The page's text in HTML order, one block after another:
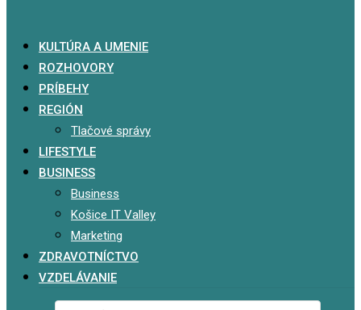
KULTÚRA A UMENIE
ROZHOVORY
PRÍBEHY
REGIÓN
Tlačové správy
LIFESTYLE
BUSINESS
Business
Košice IT Valley
Marketing
ZDRAVOTNÍCTVO
VZDELÁVANIE